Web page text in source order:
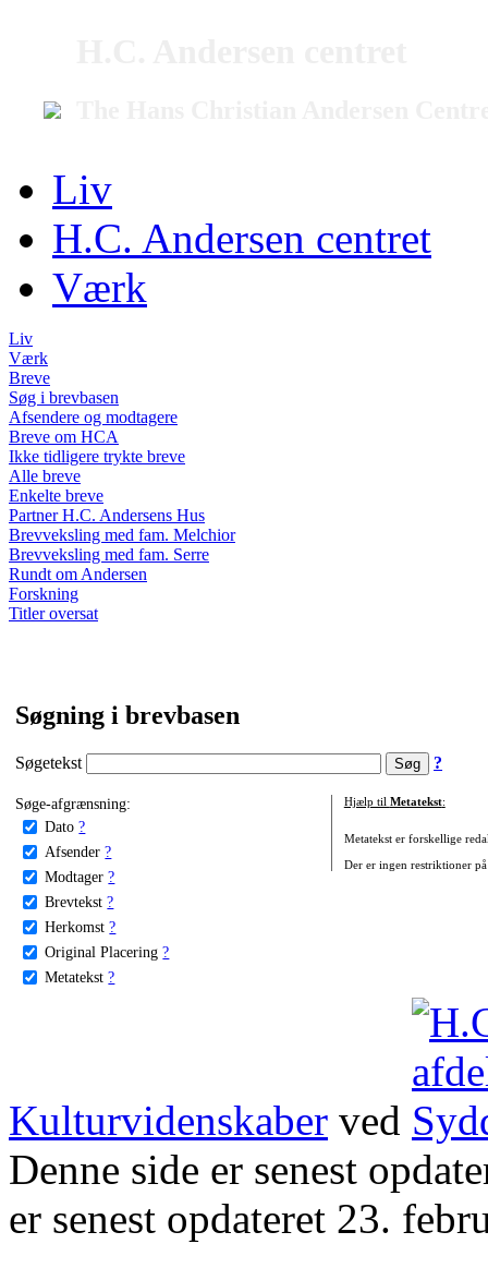
Liv
H.C. Andersen centret
Værk
Liv
Værk
Breve
Søg i brevbasen
Afsendere og modtagere
Breve om HCA
Ikke tidligere trykte breve
Alle breve
Enkelte breve
Partner H.C. Andersens Hus
Brevveksling med fam. Melchior
Brevveksling med fam. Serre
Rundt om Andersen
Forskning
Titler oversat
Søgning i brevbasen
Søgetekst ?
Søge-afgrænsning:
Dato ?
Afsender ?
Modtager ?
Brevtekst ?
Herkomst ?
Original Placering ?
Metatekst ?
Hjælp til Metatekst:
Metatekst er forskellige
Der er ingen restriktioner
Kulturvidenskaber ved
Denne side er senest
er senest opdateret 23.